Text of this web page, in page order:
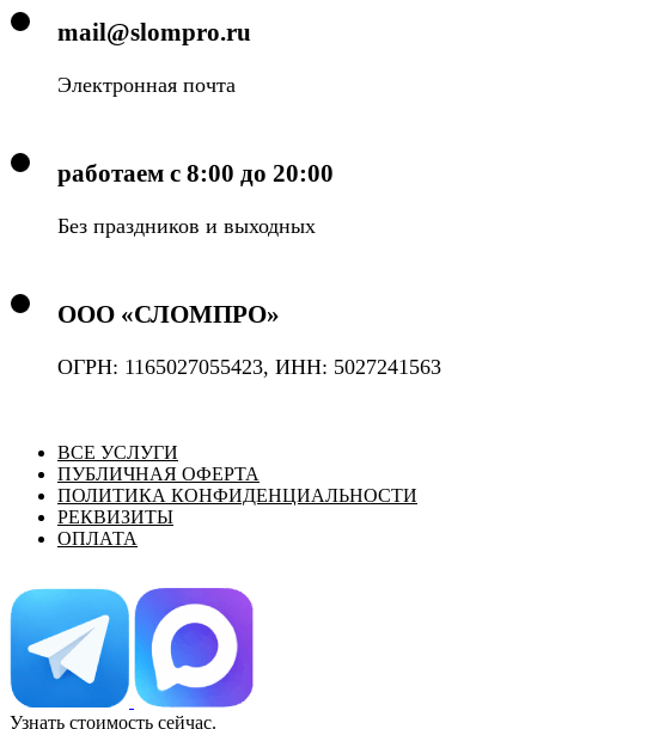
mail@slompro.ru
Электронная почта
работаем с 8:00 до 20:00
Без праздников и выходных
ООО «СЛОМПРО»
ОГРН: 1165027055423, ИНН: 5027241563
ВСЕ УСЛУГИ
ПУБЛИЧНАЯ ОФЕРТА
ПОЛИТИКА КОНФИДЕНЦИАЛЬНОСТИ
РЕКВИЗИТЫ
ОПЛАТА
Узнать стоимость сейчас.